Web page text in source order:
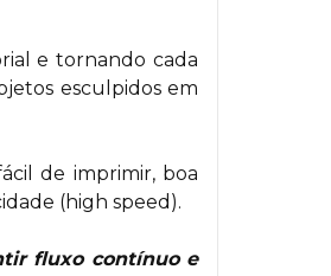
e tornando cada
esculpidos em
de imprimir, boa
(high speed).
fluxo contínuo e